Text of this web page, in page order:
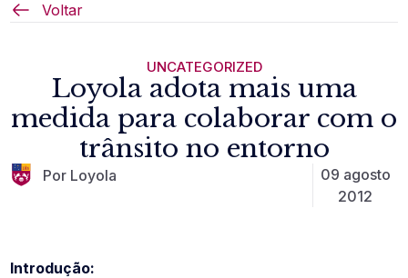
Voltar
UNCATEGORIZED
Loyola adota mais uma
medida para colaborar com o
trânsito no entorno
Por Loyola
09 agosto
2012
Introdução: